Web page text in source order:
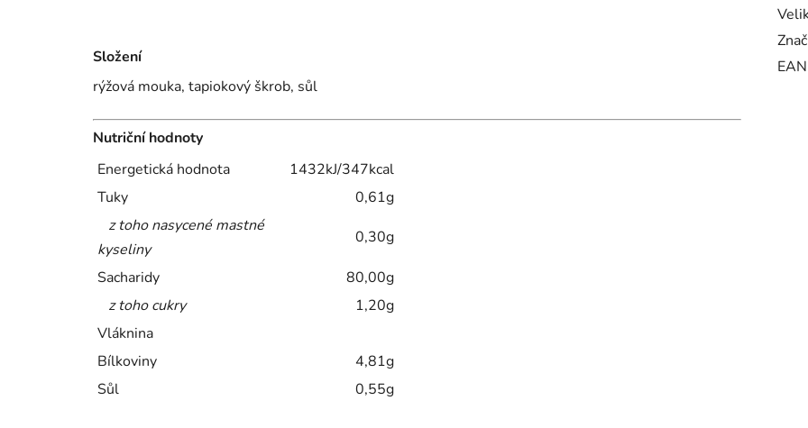
Složení
rýžová mouka, tapiokový škrob, sůl
Nutriční hodnoty
Energetická hodnota
1432kJ/347kcal
Tuky
0,61g
z toho nasycené mastné
kyseliny
0,30g
Sacharidy
80,00g
z toho cukry
1,20g
Vláknina
Bílkoviny
4,81g
Sůl
0,55g
EAN